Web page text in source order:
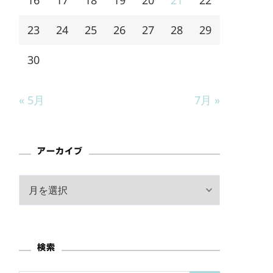
23 24 25 26 27 28 29
30
« 5月 7月 »
アーカイブ
ブ
検索